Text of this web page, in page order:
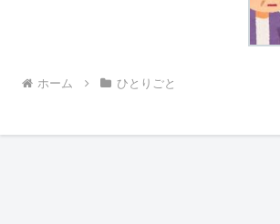
ホーム ひとりごと